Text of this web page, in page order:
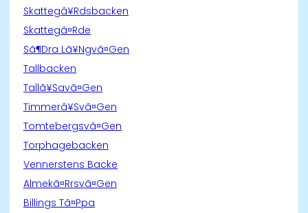
Skattegã¥Rdsbacken
Skattegã¤Rde
Sã¶Dra Lã¥Ngvã¤Gen
Tallbacken
Tallã¥Savã¤Gen
Timmerã¥Svã¤Gen
Tomtebergsvã¤Gen
Torphagebacken
Vennerstens Backe
Almekã¤Rrsvã¤Gen
Billings Tã¤Ppa